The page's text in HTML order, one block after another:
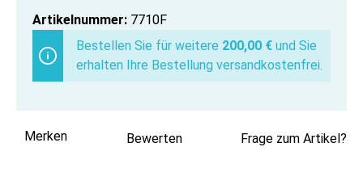
Artikelnummer: 7710F
Bestellen Sie für weitere 200,00 € und Sie
erhalten Ihre Bestellung versandkostenfrei.
Merken Bewerten Frage zum Artikel?